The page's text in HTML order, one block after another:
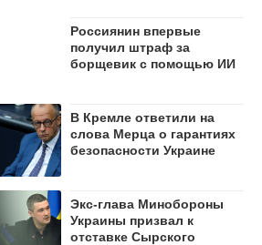
Россиянин впервые
получил штраф за
борщевик с помощью ИИ
В Кремле ответили на
слова Мерца о гарантиях
безопасности Украине
Экс-глава Минобороны
Украины призвал к
отставке Сырского